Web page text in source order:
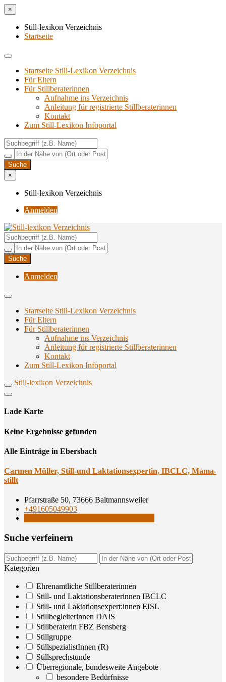
×
Still-lexikon Verzeichnis
Startseite
Startseite Still-Lexikon Verzeichnis
Für Eltern
Für Stillberaterinnen
Aufnahme ins Verzeichnis
Anlei­tung für regis­trier­te Stillberaterinnen
Kon­takt
Zum Still-Lexikon Infoportal
×
Still-lexikon Verzeichnis
Anmelden
Still-lexikon Verzeichnis
Unterstützungsangebote rund ums Stillen
Anmelden
Startseite Still-Lexikon Verzeichnis
Für Eltern
Für Stillberaterinnen
Aufnahme ins Verzeichnis
Anlei­tung für regis­trier­te Stillberaterinnen
Kon­takt
Zum Still-Lexikon Infoportal
Still-lexikon Verzeichnis
Lade Karte
Кeine Ergebnisse gefunden
Alle Einträge in Ebersbach
Car­men Mül­ler, Still-und Lak­ta­ti­ons­exper­tin, IBCLC, Mama-
stillt
Pfarrstraße 50, 73666 Baltmannsweiler
+491605049903
Suche ver­fei­nern
Kategorien
Ehrenamtliche Stillberaterinnen
Still- und Laktationsberaterinnen IBCLC
Still- und Laktationsexpert:innen EISL
Stillbegleiterinnen DAIS
Stillberaterin FBZ Bensberg
Stillgruppe
StillspezialistInnen (R)
Stillsprechstunde
Überregionale, bundesweite Angebote
besondere Bedürfnisse